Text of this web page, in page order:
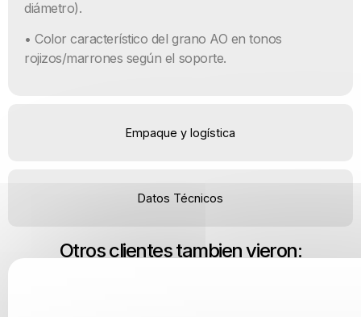
Empaque y logística
Datos Técnicos
diámetro).
• Color característico del grano AO en tonos
rojizos/marrones según el soporte.
Otros clientes tambien vieron: